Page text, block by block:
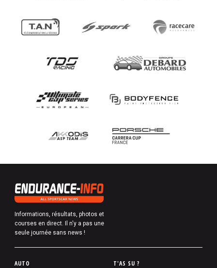
Informations, résultats, photos et
courses en direct. Il n'y a pas une
seule journée sans news !
P
AUTO T'AS SU ?